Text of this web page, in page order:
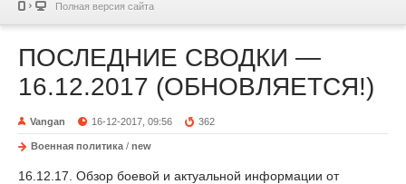
Полная версия сайта
ПОСЛЕДНИЕ СВОДКИ —
16.12.2017 (ОБНОВЛЯЕТСЯ!)
Vangan 16-12-2017, 09:56 362
Военная политика / new
16.12.17. Обзор боевой и актуальной информации от